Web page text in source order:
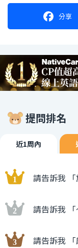
分享
提問排名
近1周內
請告訴我 「
請告訴我
請告訴我 「